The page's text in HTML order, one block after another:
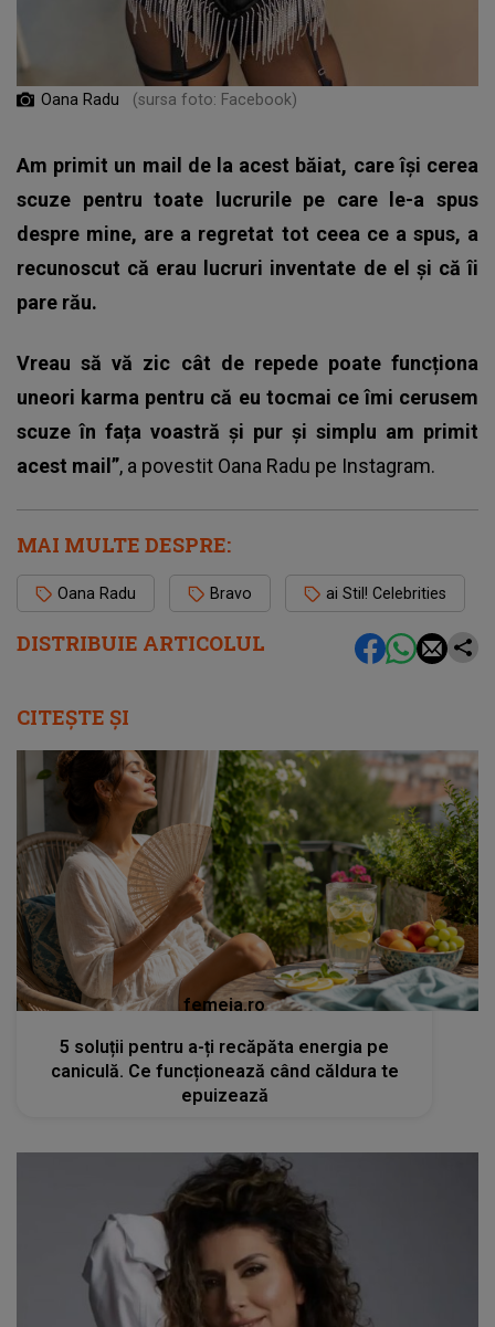
DISTRIBUIE ARTICOLUL
Oana Radu (sursa foto: Facebook)
Am primit un mail de la acest băiat, care își cerea
scuze pentru toate lucrurile pe care le-a spus
despre mine, are a regretat tot ceea ce a spus, a
recunoscut că erau lucruri inventate de el și că îi
pare rău.
Vreau să vă zic cât de repede poate funcționa
uneori karma pentru că eu tocmai ce îmi cerusem
scuze în fața voastră și pur și simplu am primit
acest mail”, a povestit Oana Radu pe Instagram.
MAI MULTE DESPRE:
Oana Radu Bravo ai Stil! Celebrities
CITEȘTE ȘI
femeia.ro
5 soluții pentru a-ți recăpăta energia pe
caniculă. Ce funcționează când căldura te
epuizează